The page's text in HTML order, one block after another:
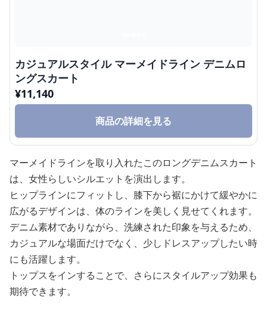
カジュアルスタイル マーメイドライン デニムロ
ングスカート
¥11,140
商品の詳細を見る
マーメイドラインを取り入れたこのロングデニムスカート
は、女性らしいシルエットを演出します。
ヒップラインにフィットし、膝下から裾にかけて緩やかに
広がるデザインは、体のラインを美しく見せてくれます。
デニム素材でありながら、洗練された印象を与えるため、
カジュアルな場面だけでなく、少しドレスアップしたい時
にも活躍します。
トップスをインすることで、さらにスタイルアップ効果も
期待できます。